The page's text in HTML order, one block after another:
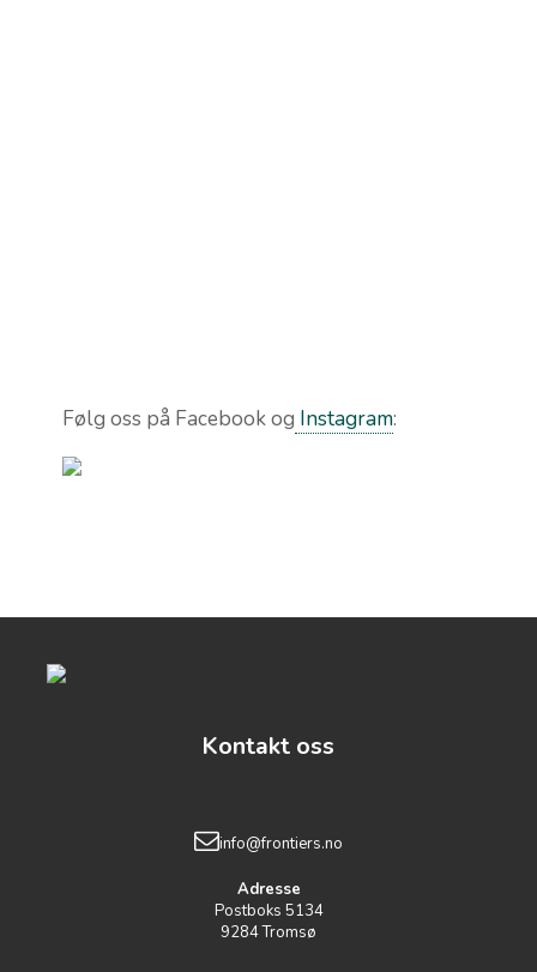
Følg oss på Facebook og Instagram:
Kontakt oss
info@frontiers.no
Adresse
Postboks 5134
9284 Tromsø